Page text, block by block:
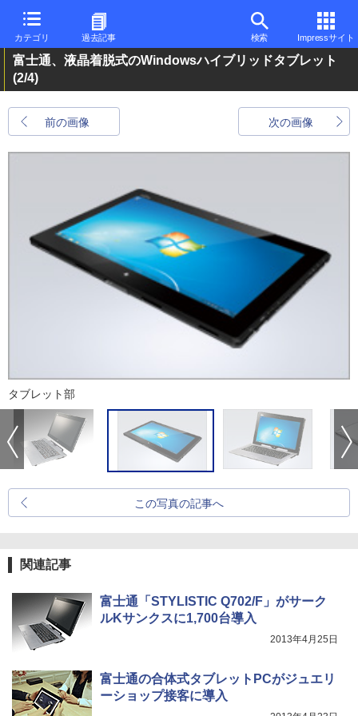
カテゴリ 過去記事 検索 Impressサイト
富士通、液晶着脱式のWindowsハイブリッドタブレット
(2/4)
前の画像 次の画像
タブレット部
この写真の記事へ
関連記事
富士通「STYLISTIC Q702/F」がサーク
ルKサンクスに1,700台導入
2013年4月25日
富士通の合体式タブレットPCがジュエリ
ーショップ接客に導入